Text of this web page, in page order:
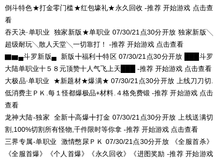
倒斗特色★打金零门槛★红包壕礼★永久回收 -推荐 开始游戏 点击查
看
吞天决·单职业
独家新版★单职业 07/30/21点30分开放 独家新版╲
超级耐玩╲散人天堂╲一切靠打！ -推荐 开始游戏 点击查看
▇▆▄斗罗新版▄
新版╋福利╋特区 07/30/21点30分开放
███斗罗
大陆单职业十５８元顶赞十人气飞上天███ -推荐 开始游戏 点击查看
大极品·单职业
★新题材★爆满★ 07/30/21点30分开放
上线刀刀切.
低消费主ＰＫ.每１怪都爆极品+材料.４格免费锻 -推荐 开始游戏 点击
查看
龙神大陆-独家
全新╋高爆╋打金 07/30/21点30分开放
上线送满切
割,100%切割所有怪物,千件限时等你拿 -推荐 开始游戏 点击查看
三界专属-单职业
激情憋尿ＰＫ 07/30/21点30分开放
《全服首杀》
《全服首爆》《个人首爆》《永久回收》《进图奖励 -推荐 开始游戏